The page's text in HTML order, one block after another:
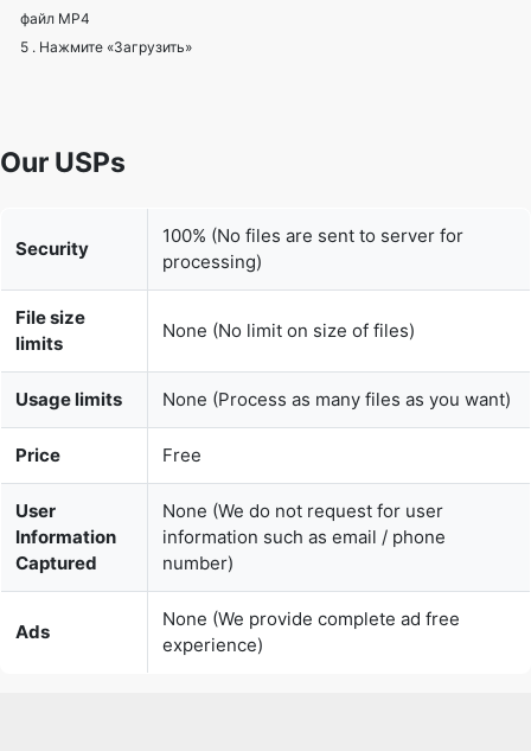
файл MP4
5 . Нажмите «Загрузить»
Our USPs
Security
100% (No files are sent to server for
processing)
File size
limits
None (No limit on size of files)
Usage limits None (Process as many files as you want)
Price Free
User
Information
Captured
None (We do not request for user
information such as email / phone
number)
Ads
None (We provide complete ad free
experience)